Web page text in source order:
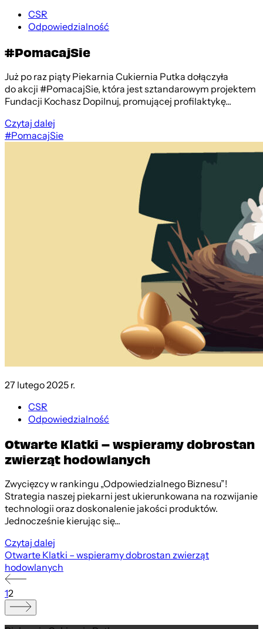
CSR
Odpowiedzialność
#PomacajSie
Już po raz piąty Piekarnia Cukiernia Putka dołączyła
do akcji #PomacajSie, która jest sztandarowym projektem
Fundacji Kochasz Dopilnuj, promującej profilaktykę...
Czytaj dalej
#PomacajSie
27 lutego 2025 r.
CSR
Odpowiedzialność
Otwarte Klatki – wspieramy dobrostan
zwierząt hodowlanych
Zwycięzcy w rankingu „Odpowiedzialnego Biznesu”!
Strategia naszej piekarni jest ukierunkowana na rozwijanie
technologii oraz doskonalenie jakości produktów.
Jednocześnie kierując się...
Czytaj dalej
Otwarte Klatki – wspieramy dobrostan zwierząt
hodowlanych
12